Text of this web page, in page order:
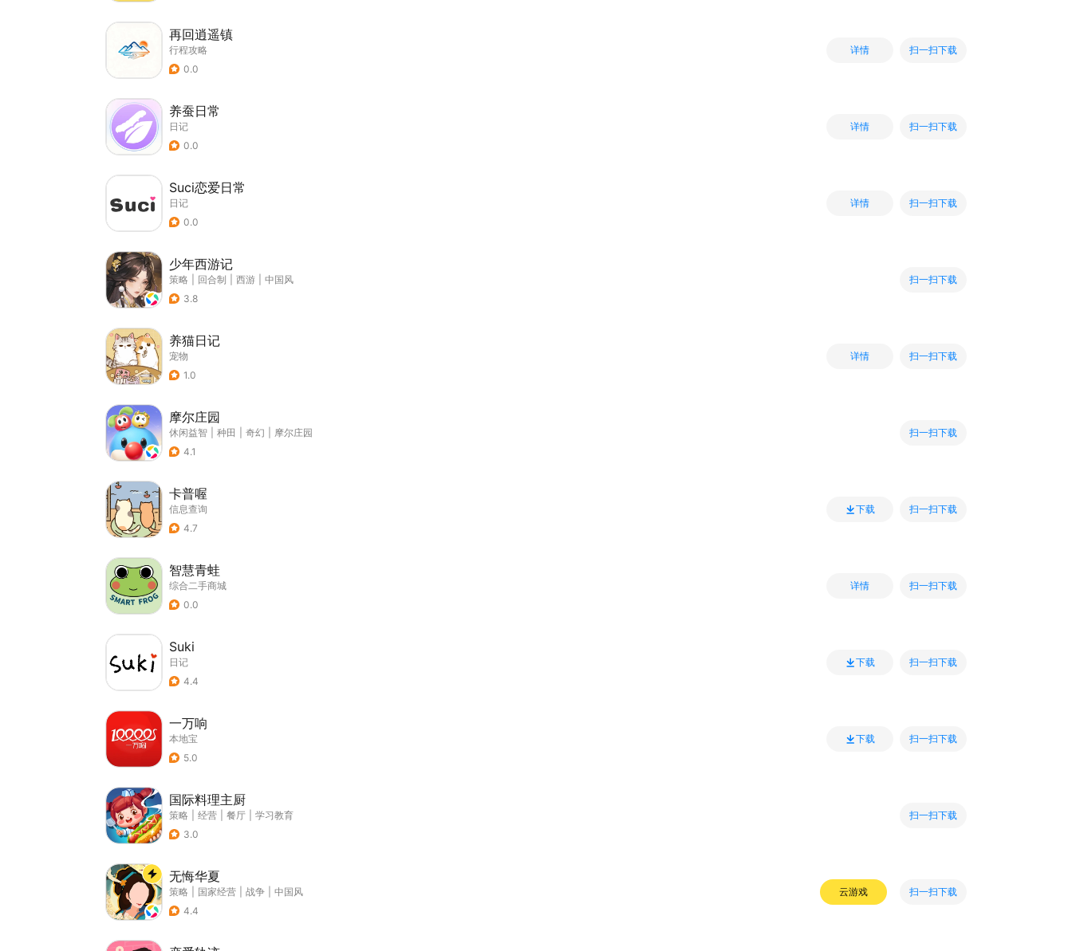
再回逍遥镇
行程攻略
0.0
详情 扫一扫下载
养蚕日常
日记
0.0
详情 扫一扫下载
Suci恋爱日常
日记
0.0
详情 扫一扫下载
少年西游记
策略 回合制 西游
中国风
3.8
扫一扫下载
养猫日记
宠物
1.0
详情 扫一扫下载
摩尔庄园
休闲益智 种田 奇幻
摩尔庄园
4.1
扫一扫下载
卡普喔
信息查询
4.7
下载 扫一扫下载
智慧青蛙
综合二手商城
0.0
详情 扫一扫下载
Suki
日记
4.4
下载 扫一扫下载
一万响
本地宝
5.0
下载 扫一扫下载
国际料理主厨
策略 经营 餐厅
学习教育
3.0
扫一扫下载
无悔华夏
策略 国家经营 战争
中国风
4.4
云游戏 扫一扫下载